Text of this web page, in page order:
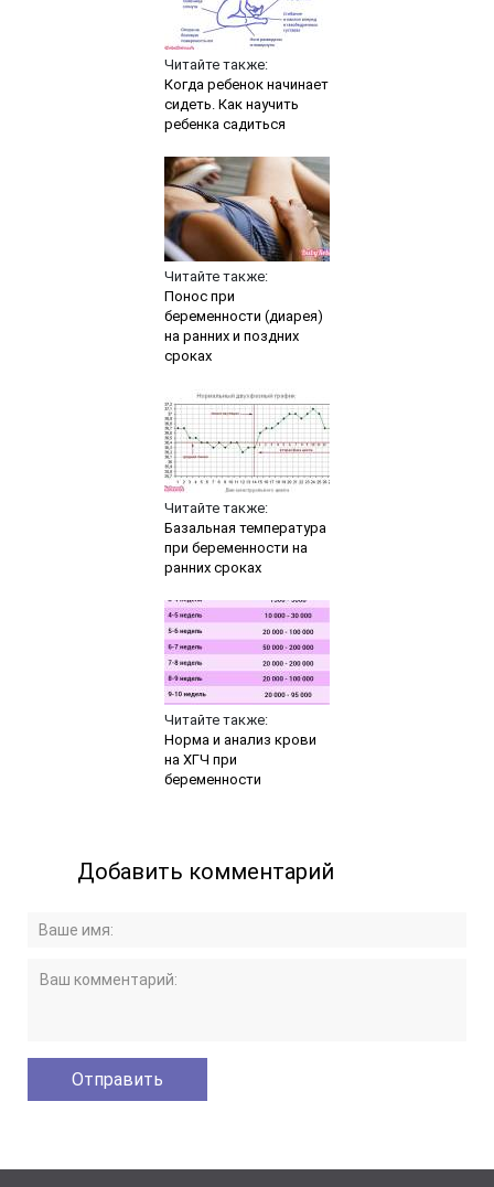
Читайте также:
Когда ребенок начинает
сидеть. Как научить
ребенка садиться
Читайте также:
Понос при
беременности (диарея)
на ранних и поздних
сроках
Читайте также:
Базальная температура
при беременности на
ранних сроках
Читайте также:
Норма и анализ крови
на ХГЧ при
беременности
Добавить комментарий